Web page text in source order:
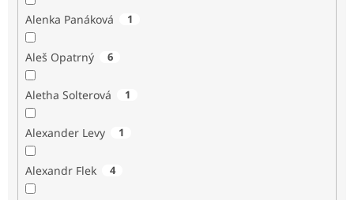
Alenka Panáková 1
Aleš Opatrný 6
Aletha Solterová 1
Alexander Levy 1
Alexandr Flek 4